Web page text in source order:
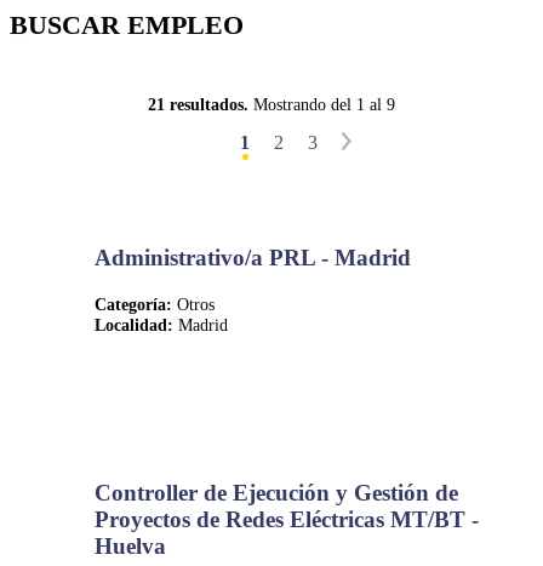
BUSCAR EMPLEO
21 resultados. Mostrando del 1 al 9
1 2 3
Administrativo/a PRL - Madrid
Categoría: Otros
Localidad: Madrid
Controller de Ejecución y Gestión de
Proyectos de Redes Eléctricas MT/BT -
Huelva